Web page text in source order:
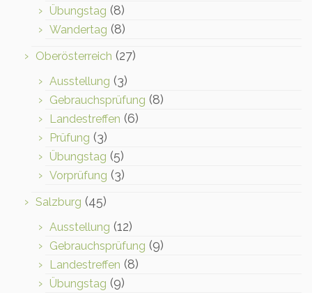
Übungstag (8)
Wandertag (8)
Oberösterreich (27)
Ausstellung (3)
Gebrauchsprüfung (8)
Landestreffen (6)
Prüfung (3)
Übungstag (5)
Vorprüfung (3)
Salzburg (45)
Ausstellung (12)
Gebrauchsprüfung (9)
Landestreffen (8)
Übungstag (9)